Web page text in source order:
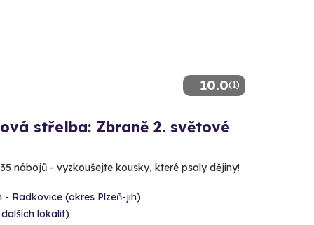
10.0(1)
střelba: Zbraně 2. světové
nábojů - vyzkoušejte kousky, které psaly dějiny!
- Radkovice (okres Plzeň-jih)
lokalit)